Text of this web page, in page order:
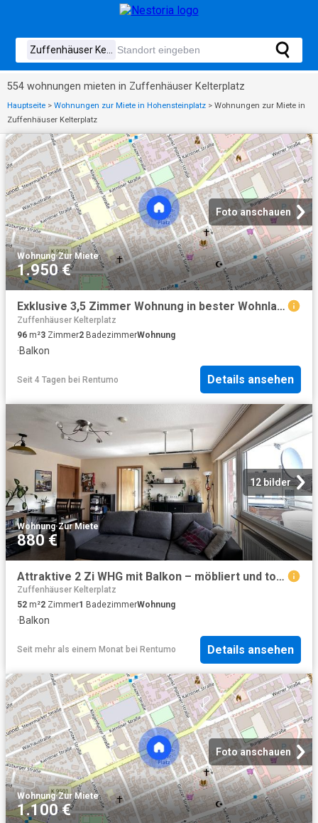
554 wohnungen mieten in Zuffenhäuser Kelterplatz
Hauptseite > Wohnungen zur Miete in Hohensteinplatz > Wohnungen zur Miete in
Zuffenhäuser Kelterplatz
Foto anschauen
Wohnung·Zur Miete
1.950 €
Exklusive 3,5 Zimmer Wohnung in bester Wohnlage Stuttgarts!
Zuffenhäuser Kelterplatz
96 m²3 Zimmer2 BadezimmerWohnung
·Balkon
Seit 4 Tagen bei Rentumo Details ansehen
12 bilder
Wohnung·Zur Miete
880 €
Attraktive 2 Zi WHG mit Balkon – möbliert und top ausgestattet einziehen und sofort wohlfühlen
Zuffenhäuser Kelterplatz
52 m²2 Zimmer1 BadezimmerWohnung
·Balkon
Seit mehr als einem Monat bei Rentumo Details ansehen
Foto anschauen
Wohnung·Zur Miete
1.100 €